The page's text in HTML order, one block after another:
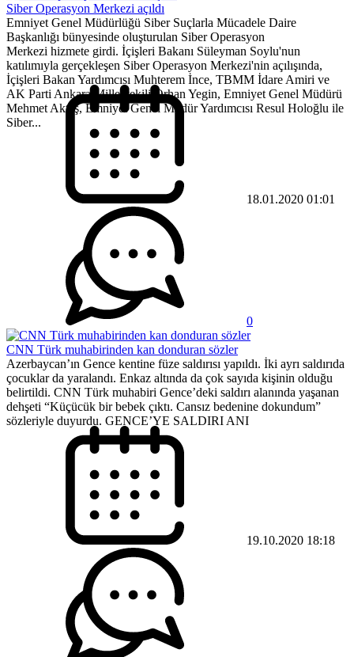
Siber Operasyon Merkezi açıldı
Emniyet Genel Müdürlüğü Siber Suçlarla Mücadele Daire
Başkanlığı bünyesinde oluşturulan Siber Operasyon
Merkezi hizmete girdi. İçişleri Bakanı Süleyman Soylu'nun
katılımıyla gerçekleşen Siber Operasyon Merkezi'nin açılışında,
İçişleri Bakan Yardımcısı Muhterem İnce, TBMM İdare Amiri ve
AK Parti Ankara Milletvekili Orhan Yegin, Emniyet Genel Müdürü
Mehmet Aktaş, Emniyet Genel Müdür Yardımcısı Resul Holoğlu ile
Siber...
18.01.2020 01:01
0
CNN Türk muhabirinden kan donduran sözler
Azerbaycan’ın Gence kentine füze saldırısı yapıldı. İki ayrı saldırıda
çocuklar da yaralandı. Enkaz altında da çok sayıda kişinin olduğu
belirtildi. CNN Türk muhabiri Gence’deki saldırı alanında yaşanan
dehşeti “Küçücük bir bebek çıktı. Cansız bedenine dokundum”
sözleriyle duyurdu. GENCE’YE SALDIRI ANI
19.10.2020 18:18